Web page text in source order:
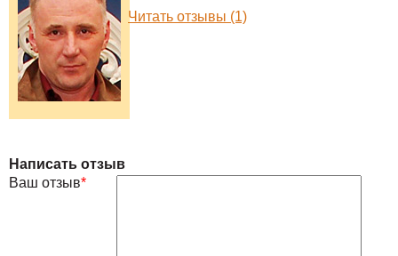
Читать отзывы (1)
Написать отзыв
Ваш отзыв*